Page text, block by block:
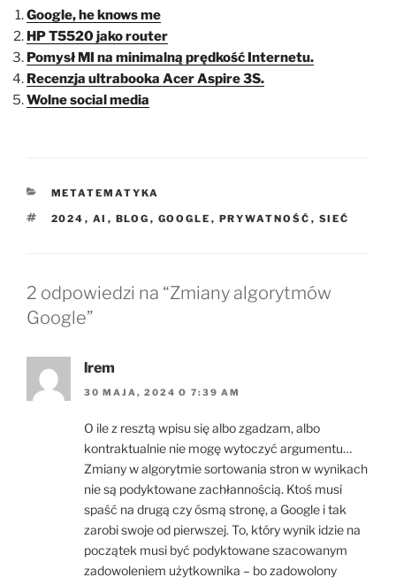
Google, he knows me
HP T5520 jako router
Pomysł MI na minimalną prędkość Internetu.
Recenzja ultrabooka Acer Aspire 3S.
Wolne social media
KATEGORIE
METATEMATYKA
TAGI
2024 , AI , BLOG , GOOGLE , PRYWATNOŚĆ , SIEĆ
2 odpowiedzi na “Zmiany algorytmów
Google”
lrem
30 MAJA, 2024 O 7:39 AM
O ile z resztą wpisu się albo zgadzam, albo
kontraktualnie nie mogę wytoczyć argumentu…
Zmiany w algorytmie sortowania stron w wynikach
nie są podyktowane zachłannością. Ktoś musi
spaść na drugą czy ósmą stronę, a Google i tak
zarobi swoje od pierwszej. To, który wynik idzie na
początek musi być podyktowane szacowanym
zadowoleniem użytkownika – bo zadowolony